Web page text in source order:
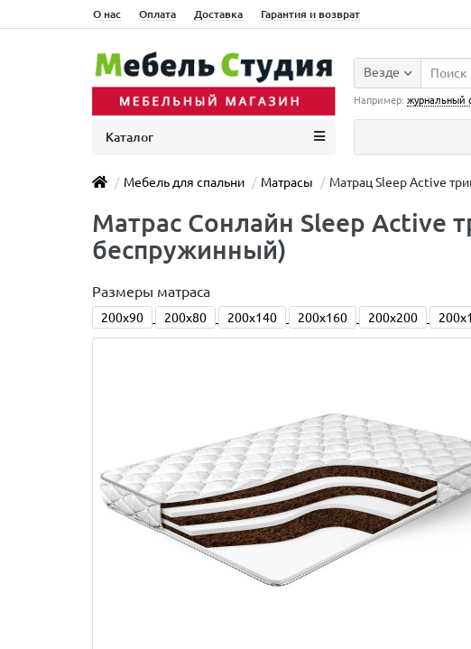
О нас Оплата Доставка Гарантия и возврат
Везде
Например: журнальный
Каталог
Мебель для спальни Матрасы Матрац Sleep Active
Матраc Сонлайн Sleep Active
беспружинный)
Размеры матраса
200x90 200x80 200x140 200x160 200x200